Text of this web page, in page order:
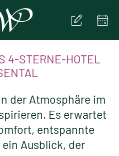
4-STERNE-HOTEL
der Atmosphäre im
Es erwartet
entspannte
Ausblick, der